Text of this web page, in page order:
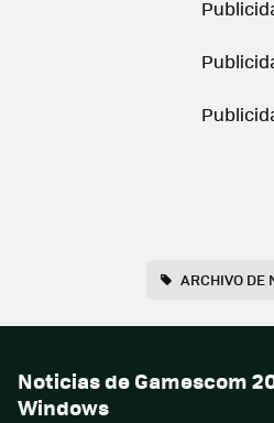
ARCHIVO DE
Noticias de Gamescom
Windows